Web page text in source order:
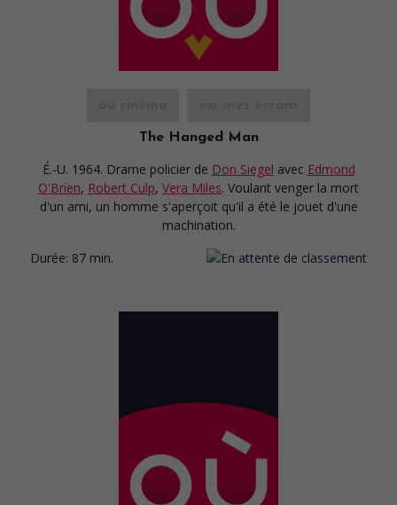
The Hanged Man
É.-U. 1964. Drame policier de Don Siegel avec Edmond
O'Brien, Robert Culp, Vera Miles. Voulant venger la mort
d'un ami, un homme s'aperçoit qu'il a été le jouet d'une
machination.
Durée: 87 min.